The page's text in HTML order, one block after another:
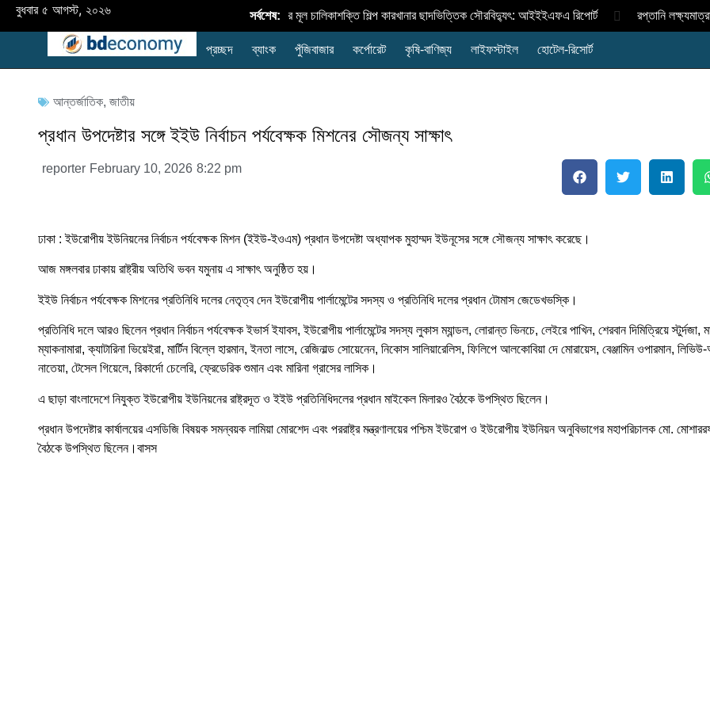
বুধবার ৫ আগস্ট, ২০২৬ সর্বশেষ:
বাংলাদেশে নবায়নযোগ্য জ্বালানি প্রসারের মূল চালিকাশক্তি শিল্প কারখানার ছাদভিত্তিক সৌরবিদ্যুৎ: আইইইএফএ রিপোর্ট রপ্তানি
প্রচ্ছদ ব্যাংক পুঁজিবাজার কর্পোরেট কৃষি-বাণিজ্য লাইফস্টাইল হোটেল-রিসোর্ট
আন্তর্জাতিক, জাতীয়
প্রধান উপদেষ্টার সঙ্গে ইইউ নির্বাচন পর্যবেক্ষক মিশনের সৌজন্য সাক্ষাৎ
reporter February 10, 2026 8:22 pm
ঢাকা : ইউরোপীয় ইউনিয়নের নির্বাচন পর্যবেক্ষক মিশন (ইইউ-ইওএম) প্রধান উপদেষ্টা অধ্যাপক মুহাম্মদ ইউনূসের সঙ্গে সৌজন্য সাক্ষাৎ করেছে।
আজ মঙ্গলবার ঢাকায় রাষ্ট্রীয় অতিথি ভবন যমুনায় এ সাক্ষাৎ অনুষ্ঠিত হয়।
ইইউ নির্বাচন পর্যবেক্ষক মিশনের প্রতিনিধি দলের নেতৃত্ব দেন ইউরোপীয় পার্লামেন্টের সদস্য ও প্রতিনিধি দলের প্রধান টোমাস জেডেখভস্কি।
প্রতিনিধি দলে আরও ছিলেন প্রধান নির্বাচন পর্যবেক্ষক ইভার্স ইযাবস, ইউরোপীয় পার্লামেন্টের সদস্য লুকাস ম্যান্ডল, লোরান্ত ভিনচে, লেইরে পাখিন, শেরবান দিমিত্রিয়ে স্টুর্দজা,
ম্যাকনামারা, ক্যাটারিনা ভিয়েইরা, মার্টিন বিল্লে হারমান, ইনতা লাসে, রেজিনাল্ড সোয়েনেন, নিকোস সালিয়ারেলিস, ফিলিপে আলকোবিয়া দে মোরায়েস, বেঞ্জামিন ওপারমান,
নাতেয়া, টেসেল গিয়েলে, রিকার্দো চেলেরি, ফ্রেডেরিক শুমান এবং মারিনা গ্রাসের লাসিক।
এ ছাড়া বাংলাদেশে নিযুক্ত ইউরোপীয় ইউনিয়নের রাষ্ট্রদূত ও ইইউ প্রতিনিধিদলের প্রধান মাইকেল মিলারও বৈঠকে উপস্থিত ছিলেন।
প্রধান উপদেষ্টার কার্ষালয়ের এসডিজি বিষয়ক সমন্বয়ক লামিয়া মোরশেদ এবং পররাষ্ট্র মন্ত্রণালয়ের পশ্চিম ইউরোপ ও ইউরোপীয় ইউনিয়ন অনুবিভাগের মহাপরিচালক মো.
বৈঠকে উপস্থিত ছিলেন।বাসস